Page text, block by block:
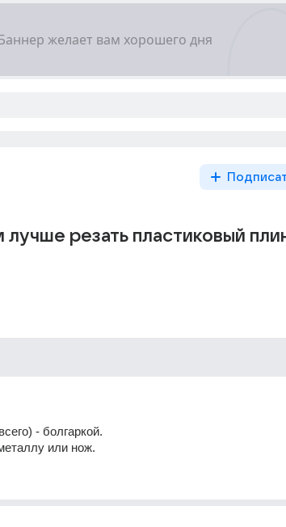
резать пластиковый
- болгаркой.
или нож.